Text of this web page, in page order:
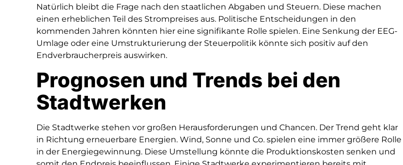
Natürlich bleibt die Frage nach den staatlichen Abgaben und Steuern. Diese machen
einen erheblichen Teil des Strompreises aus. Politische Entscheidungen in den
kommenden Jahren könnten hier eine signifikante Rolle spielen. Eine Senkung der EEG-
Umlage oder eine Umstrukturierung der Steuerpolitik könnte sich positiv auf den
Endverbraucherpreis auswirken.
Prognosen und Trends bei den
Stadtwerken
Die Stadtwerke stehen vor großen Herausforderungen und Chancen. Der Trend geht klar
in Richtung erneuerbare Energien. Wind, Sonne und Co. spielen eine immer größere Rolle
in der Energiegewinnung. Diese Umstellung könnte die Produktionskosten senken und